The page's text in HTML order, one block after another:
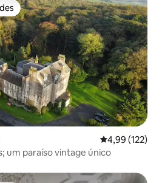
dos hóspedes
4,99 de uma
4,99 (122)
um paraíso vintage único